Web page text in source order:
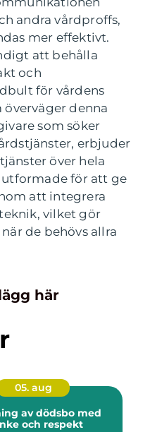
andra vårdproffs,
mer effektivt.
att behålla
och
för vårdens
denna
som söker
erbjuder
över hela
utformade för att ge
att integrera
vilket gör
de behövs allra
här
05. aug
av dödsbo med
och respekt